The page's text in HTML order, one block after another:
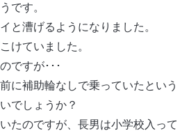
です。
と漕げるようになりました。
けていました。
ですが･･･
に補助輪なしで乗っていたという
でしょうか？
たのですが、長男は小学校入って